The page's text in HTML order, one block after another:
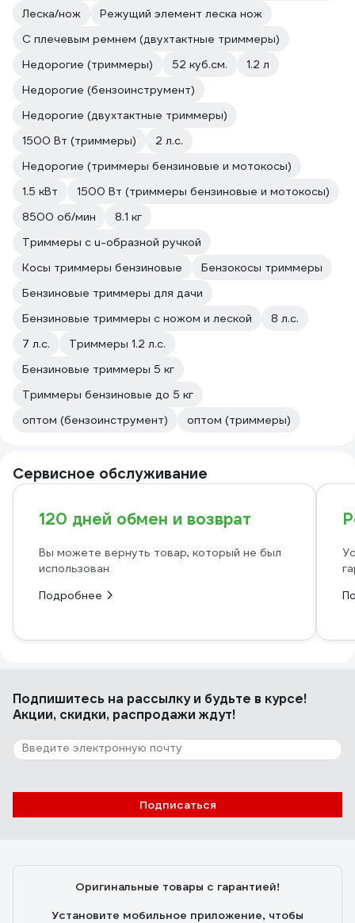
Леска/нож
Режущий элемент леска нож
С плечевым ремнем (двухтактные триммеры)
Недорогие (триммеры)
52 куб.см.
1.2 л
Недорогие (бензоинструмент)
Недорогие (двухтактные триммеры)
1500 Вт (триммеры)
2 л.с.
Недорогие (триммеры бензиновые и мотокосы)
1.5 кВт
1500 Вт (триммеры бензиновые и мотокосы)
8500 об/мин
8.1 кг
Триммеры с u-образной ручкой
Косы триммеры бензиновые
Бензокосы триммеры
Бензиновые триммеры для дачи
Бензиновые триммеры с ножом и леской
8 л.с.
7 л.с.
Триммеры 1.2 л.с.
Бензиновые триммеры 5 кг
Триммеры бензиновые до 5 кг
оптом (бензоинструмент)
оптом (триммеры)
Сервисное обслуживание
120 дней обмен и возврат
Вы можете вернуть товар, который не был
использован
Подробнее
Подпишитесь на рассылкуи будьте в курсе!
Акции, скидки, распродажи ждут!
Подписаться
Оригинальные товары с гарантией!
Установите мобильное приложение, чтобы